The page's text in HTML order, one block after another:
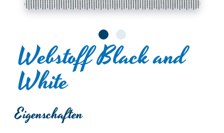
Webstoff Black and
White
Eigenschaften